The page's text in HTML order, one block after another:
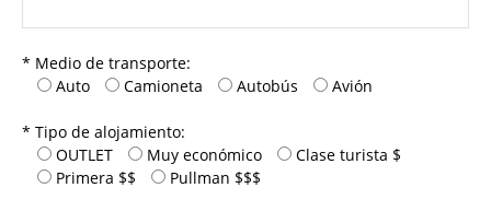
* Medio de transporte:
Auto
Camioneta Autobús Avión
* Tipo de alojamiento:
OUTLET
Muy económico
Clase turista $
Primera $$
Pullman $$$